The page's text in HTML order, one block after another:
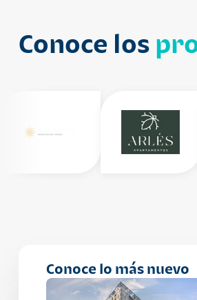
Conoce los
Conoce lo más nuevo